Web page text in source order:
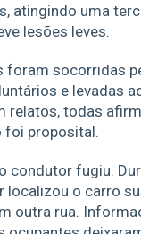
atingindo uma
lesões leves.
foram socorridas
e levadas
relatos, todas
foi proposital.
condutor fugiu.
localizou o carro
outra rua.